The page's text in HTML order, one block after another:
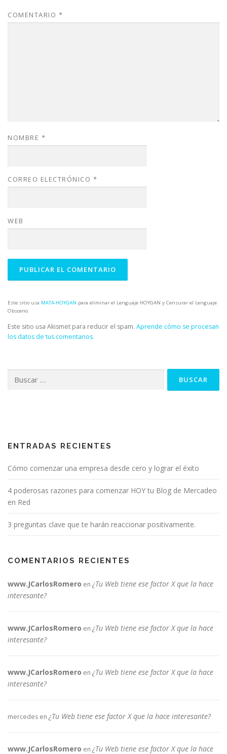
COMENTARIO *
NOMBRE *
CORREO ELECTRÓNICO *
WEB
Este sitio usa MATA-HOYGAN para eliminar el Lenguaje HOYGAN y Censurar el Lenguaje
Obsceno.
Este sitio usa Akismet para reducir el spam. Aprende cómo se procesan
los datos de tus comentarios.
ENTRADAS RECIENTES
Cómo comenzar una empresa desde cero y lograr el éxito
4 poderosas razones para comenzar HOY tu Blog de Mercadeo
en Red
3 preguntas clave que te harán reaccionar positivamente.
COMENTARIOS RECIENTES
www.JCarlosRomero en ¿Tu Web tiene ese factor X que la hace
interesante?
www.JCarlosRomero en ¿Tu Web tiene ese factor X que la hace
interesante?
www.JCarlosRomero en ¿Tu Web tiene ese factor X que la hace
interesante?
mercedes en ¿Tu Web tiene ese factor X que la hace interesante?
www.JCarlosRomero en ¿Tu Web tiene ese factor X que la hace